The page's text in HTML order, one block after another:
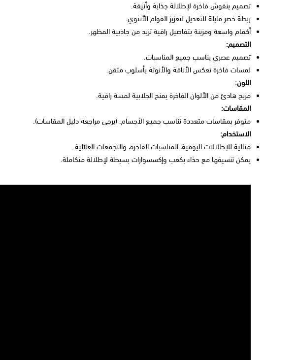
تصميم بنقوش فاخرة لإطلالة جذابة وأنيقة.
ربطة خصر قابلة للتعديل لتعزيز القوام الأنثوي.
أكمام واسعة ومزينة بتفاصيل راقية تزيد من جاذبية المظهر.
التصميم:
تصميم عصري يناسب جميع المناسبات.
لمسات فاخرة تعكس الأناقة والأنوثة بأسلوب متقن.
اللون:
مزيج هادئ من الألوان الفاخرة يمنح الجلابية لمسة راقية.
المقاسات:
متوفر بمقاسات متعددة تناسب جميع الأجسام. (يرجى مراجعة دليل المقاسات).
الاستخدام:
مثالية للإطلالات اليومية، المناسبات الفاخرة، والتجمعات العائلية.
يمكن تنسيقها مع حذاء بكعب وإكسسوارات بسيطة لإطلالة متكاملة.